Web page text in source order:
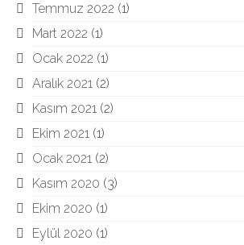
Temmuz 2022 (1)
Mart 2022 (1)
Ocak 2022 (1)
Aralık 2021 (2)
Kasım 2021 (2)
Ekim 2021 (1)
Ocak 2021 (2)
Kasım 2020 (3)
Ekim 2020 (1)
Eylül 2020 (1)